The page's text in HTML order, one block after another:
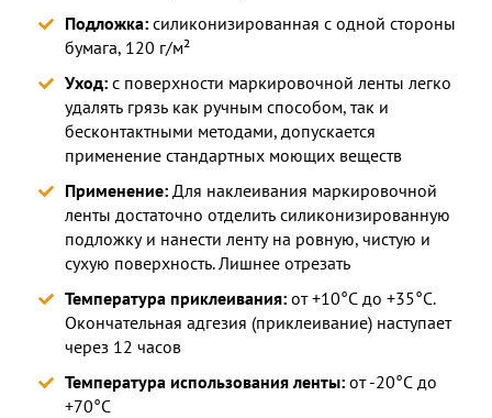
Подложка: силиконизированная с одной стороны
бумага, 120 г/м²
Уход: с поверхности маркировочной ленты легко
удалять грязь как ручным способом, так и
бесконтактными методами, допускается
применение стандартных моющих веществ
Применение: Для наклеивания маркировочной
ленты достаточно отделить силиконизированную
подложку и нанести ленту на ровную, чистую и
сухую поверхность. Лишнее отрезать
Температура приклеивания: от +10°С до +35°С.
Окончательная адгезия (приклеивание) наступает
через 12 часов
Температура использования ленты: от -20°С до
+70°С